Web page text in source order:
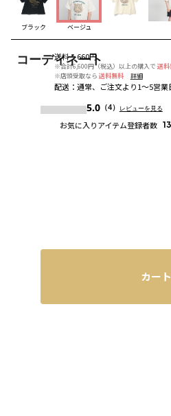
ブラック ベージュ
コーディネート
送料：660円
※合計6,600円（税込）以上の購入で 送料
※店頭受取なら 送料無料 詳細
配送： 通常、ご注文より1～5営業
5.0（4） レビューを見る
お気に入りアイテム登録者数
カー